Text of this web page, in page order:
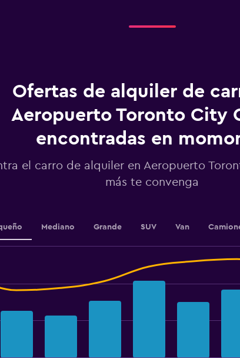
categories.
The
has
displaying
Ofertas de alquiler de
Aeropuerto Toronto City
encontradas en
el carro de alquiler en Aeropuerto
más te convenga
Mediano Grande SUV Van